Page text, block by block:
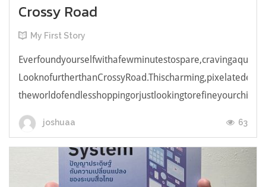
Crossy Road
My First Story
joshuaa 63